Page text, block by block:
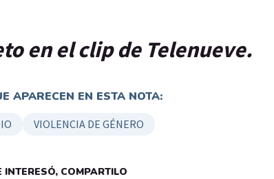
en el clip de Telenueve.
APARECEN EN ESTA NOTA:
VIOLENCIA DE GÉNERO
INTERESÓ, COMPARTILO